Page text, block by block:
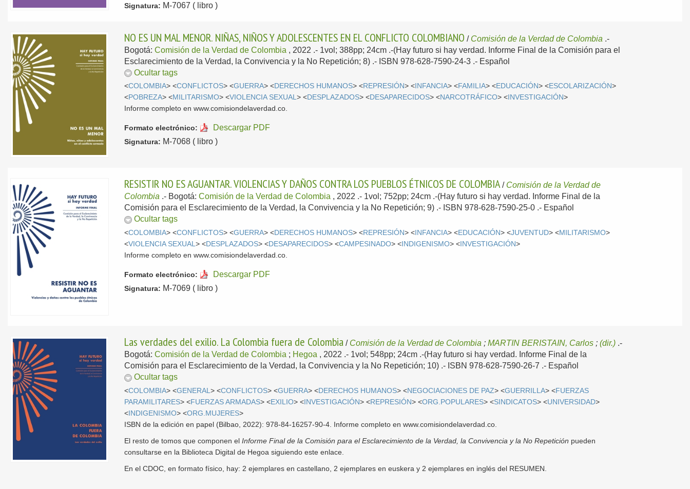
Signatura: M-7067 ( libro )
NO ES UN MAL MENOR. NIÑAS, NIÑOS Y ADOLESCENTES EN EL CONFLICTO COLOMBIANO / Comisión de la Verdad de Colombia .-
Bogotá:Comisión de la Verdad de Colombia , 2022 .- 1vol; 388pp; 24cm .-(Hay futuro si hay verdad. Informe Final de la Comisión para el
Esclarecimiento de la Verdad, la Convivencia y la No Repetición; 8) .- ISBN 978-628-7590-24-3 .- Español
Ocultar tags
<COLOMBIA> <CONFLICTOS> <GUERRA> <DERECHOS HUMANOS> <REPRESIÓN> < INFANCIA> <FAMILIA> <EDUCACIÓN> <ESCOLARIZACIÓN>
<POBREZA> <MILITARISMO> <VIOLENCIA SEXUAL> <DESPLAZADOS> <DESAPARECIDOS> <NARCOTRÁFICO> < INVESTIGACIÓN>
Informe completo en www.comisiondelaverdad.co.
Formato electrónico: Descargar PDF
Signatura: M-7068 ( libro )
RESISTIR NO ES AGUANTAR. VIOLENCIAS Y DAÑOS CONTRA LOS PUEBLOS ÉTNICOS DE COLOMBIA/ Comisión de la Verdad de
Colombia .- Bogotá:Comisión de la Verdad de Colombia , 2022 .- 1vol; 752pp; 24cm .-(Hay futuro si hay verdad. Informe Final de la
Comisión para el Esclarecimiento de la Verdad, la Convivencia y la No Repetición; 9) .- ISBN 978-628-7590-25-0 .- Español
Ocultar tags
<COLOMBIA> <CONFLICTOS> <GUERRA> <DERECHOS HUMANOS> <REPRESIÓN> < INFANCIA> <EDUCACIÓN> <JUVENTUD> <MILITARISMO>
<VIOLENCIA SEXUAL> <DESPLAZADOS> <DESAPARECIDOS> <CAMPESINADO> < INDIGENISMO> < INVESTIGACIÓN>
Informe completo en www.comisiondelaverdad.co.
Formato electrónico: Descargar PDF
Signatura: M-7069 ( libro )
Las verdades del exilio. La Colombia fuera de Colombia / Comisión de la Verdad de Colombia ;MARTIN BERISTAIN, Carlos ;(dir.) .-
Bogotá:Comisión de la Verdad de Colombia ; Hegoa , 2022 .- 1vol; 548pp; 24cm .-(Hay futuro si hay verdad. Informe Final de la
Comisión para el Esclarecimiento de la Verdad, la Convivencia y la No Repetición; 10) .- ISBN 978-628-7590-26-7 .- Español
Ocultar tags
<COLOMBIA> <GENERAL> <CONFLICTOS> <GUERRA> <DERECHOS HUMANOS> <NEGOCIACIONES DE PAZ> <GUERRILLA> <FUERZAS
PARAMILITARES> <FUERZAS ARMADAS> <EXILIO> < INVESTIGACIÓN> <REPRESIÓN> <ORG.POPULARES> <SINDICATOS> <UNIVERSIDAD>
< INDIGENISMO> <ORG.MUJERES>
ISBN de la edición en papel (Bilbao, 2022): 978-84-16257-90-4. Informe completo en www.comisiondelaverdad.co.
El resto de tomos que componen elInforme Final de la Comisión para el Esclarecimiento de la Verdad, la Convivencia y la No Repetición pueden
consultarse en la Biblioteca Digital de Hegoa siguiendo este enlace.
En el CDOC, en formato físico, hay: 2 ejemplares en castellano, 2 ejemplares en euskera y 2 ejemplares en inglés del RESUMEN.